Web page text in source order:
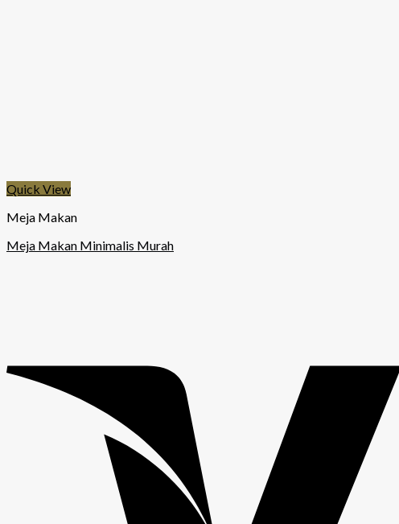
Quick View
Meja Makan
Meja Makan Minimalis Murah